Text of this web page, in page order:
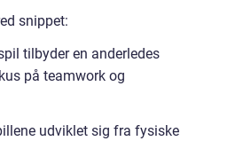
snippet:
tilbyder en anderledes
på teamwork og
udviklet sig fra fysiske